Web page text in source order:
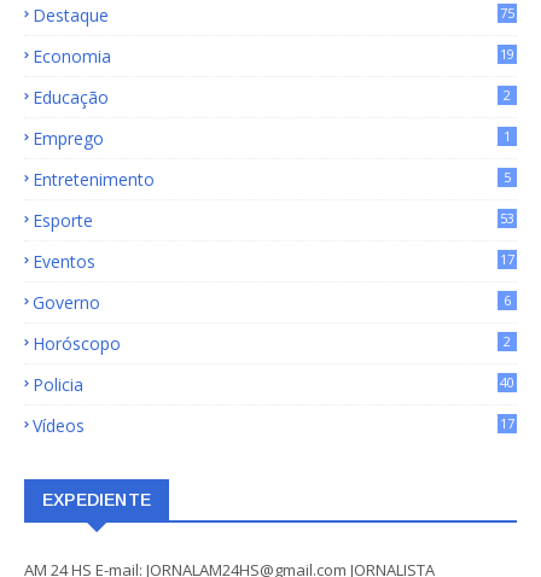
Destaque
75
Economia
19
Educação 2
Emprego 1
Entretenimento 5
Esporte 53
Eventos 17
Governo 6
Horóscopo 2
Policia 40
Vídeos 17
EXPEDIENTE
AM 24 HS E-mail: JORNALAM24HS@gmail.com JORNALISTA